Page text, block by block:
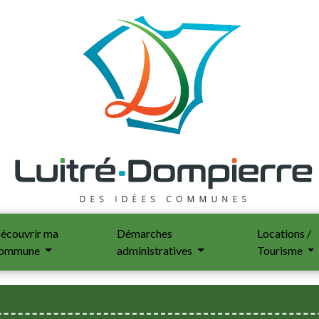
ma
Démarches
administratives
Locations /
Tourisme